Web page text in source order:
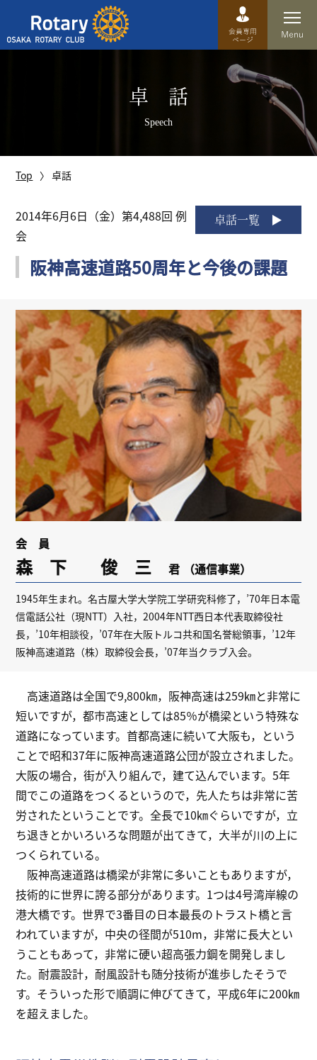
運営方針
歴史
特徴
リンク
会員専用ページ
English
卓 話
Speech
Top 卓話
卓話一覧
2014年6月6日（金）第4,488回 例
会
阪神高速道路50周年と今後の課題
会 員
森 下 俊 三君 （通信事業）
1945年生まれ。名古屋大学大学院工学研究科修了，’70年日本電
信電話公社（現NTT）入社，2004年NTT西日本代表取締役社
長，’10年相談役，’07年在大阪トルコ共和国名誉総領事，’12年
阪神高速道路（株）取締役会長，’07年当クラブ入会。
高速道路は全国で9,800㎞，阪神高速は259㎞と非常に
短いですが，都市高速としては85％が橋梁という特殊な
道路になっています。首都高速に続いて大阪も，という
ことで昭和37年に阪神高速道路公団が設立されました。
大阪の場合，街が入り組んで，建て込んでいます。5年
間でこの道路をつくるというので，先人たちは非常に苦
労されたということです。全長で10㎞ぐらいですが，立
ち退きとかいろいろな問題が出てきて，大半が川の上に
つくられている。
阪神高速道路は橋梁が非常に多いこともありますが，
技術的に世界に誇る部分があります。1つは4号湾岸線の
港大橋です。世界で3番目の日本最長のトラスト橋と言
われていますが，中央の径間が510m，非常に長大とい
うこともあって，非常に硬い超高張力鋼を開発しまし
た。耐震設計，耐風設計も随分技術が進歩したそうで
す。そういった形で順調に伸びてきて，平成6年に200㎞
を超えました。